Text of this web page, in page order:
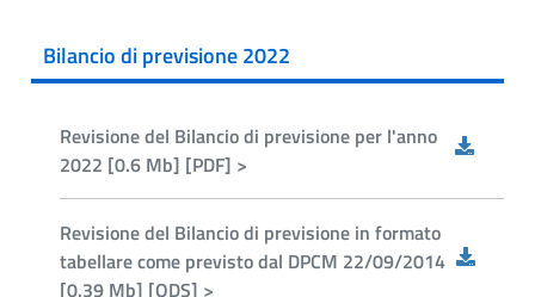
Bilancio di previsione 2022
Revisione del Bilancio di previsione per l'anno
2022 [0.6 Mb] [PDF] >
Revisione del Bilancio di previsione in formato
tabellare come previsto dal DPCM 22/09/2014
[0.39 Mb] [ODS] >